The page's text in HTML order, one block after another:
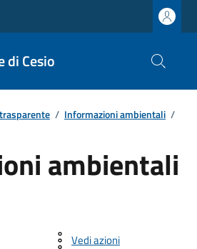
di Cesio
/ Informazioni ambientali /
ambientali
Vedi azioni